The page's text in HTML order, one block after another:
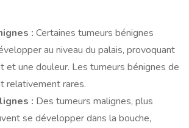
: Certaines tumeurs bénignes
au niveau du palais, provoquant
et une douleur. Les tumeurs bénignes de
relativement rares.
: Des tumeurs malignes, plus
se développer dans la bouche,